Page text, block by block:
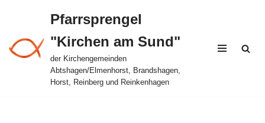
Inhalt
springen
Pfarrsprengel
"Kirchen am Sund"
der Kirchengemeinden
Abtshagen/Elmenhorst, Brandshagen,
Horst, Reinberg und Reinkenhagen